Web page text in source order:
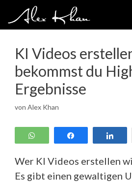
springen
KI Videos
bekommst du
Ergebnisse
von Alex Khan
WhatsApp
Wer KI Videos erstellen
Es gibt einen gewaltigen